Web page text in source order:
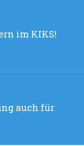
im KIKS!
auch für